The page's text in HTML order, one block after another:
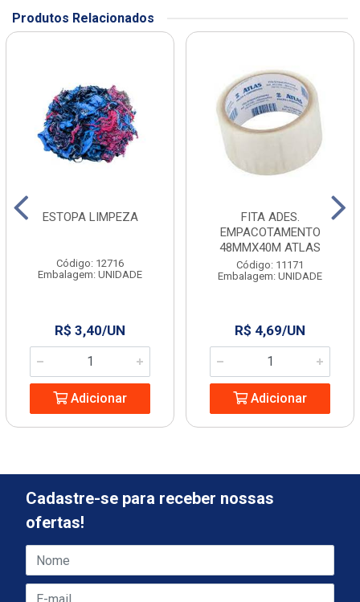
Produtos Relacionados
ESTOPA LIMPEZA
Código: 12716
Embalagem: UNIDADE
R$ 3,40/UN
Adicionar
FITA ADES.
EMPACOTAMENTO
48MMX40M ATLAS
Código: 11171
Embalagem: UNIDADE
R$ 4,69/UN
Adicionar
Cadastre-se para receber nossas
ofertas!